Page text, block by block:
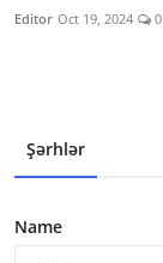
Editor Oct 19, 2024 0
Şərhlər
Name